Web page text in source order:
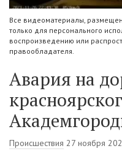
Все видеоматериалы,
только для персонального
воспроизведению или
правообладателя.
Авария на
Происшествия 27 ноября